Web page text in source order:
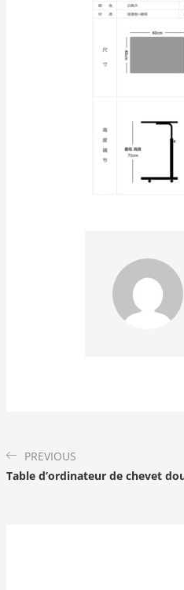
PREVIOUS
Table d’ordinateur de chevet